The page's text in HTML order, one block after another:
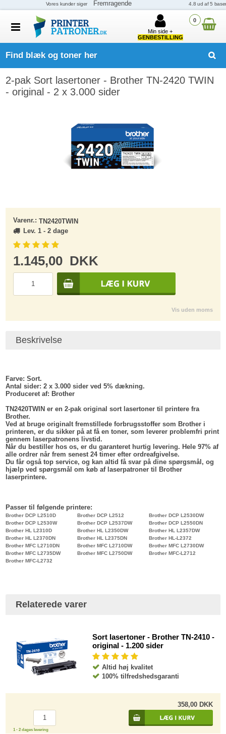
0
Min side +
GENBESTILLING
Find blæk og toner her
2-pak Sort lasertoner - Brother TN-2420 TWIN
- original - 2 x 3.000 sider
Varenr.:TN2420TWIN
Lev. 1 - 2 dage
1.145,00 DKK
Vis uden moms
Beskrivelse
Farve: Sort.
Antal sider: 2 x 3.000 sider ved 5% dækning.
Produceret af: Brother
TN2420TWIN er en 2-pak original sort lasertoner til printere fra
Brother.
Ved at bruge originalt fremstillede forbrugsstoffer som Brother i
printeren, er du sikker på at få en toner, som leverer problemfri print
gennem laserpatronens livstid.
Når du bestiller hos os, er du garanteret hurtig levering. Hele 97% af
alle ordrer når frem senest 24 timer efter ordreafgivelse.
Du får også top service, og kan altid få svar på dine spørgsmål, og
hjælp ved spørgsmål om køb af laserpatroner til Brother
laserprintere.
Passer til følgende printere:
Brother DCP L2510D Brother DCP L2512
Brother DCP L2530DW
Brother DCP L2530W
Brother DCP L2537DW
Brother DCP L2550DN
Brother HL L2310D
Brother HL L2350DW
Brother HL L2357DW
Brother HL L2370DN
Brother HL L2375DN
Brother HL-L2372
Brother MFC L2710DN
Brother MFC L2710DW
Brother MFC L2730DW
Brother MFC L2735DW
Brother MFC L2750DW
Brother MFC-L2712
Brother MFC-L2732
Relaterede varer
Sort lasertoner - Brother TN-2410 -
original - 1.200 sider
Altid høj kvalitet
100% tilfredshedsgaranti
358,00 DKK
1 - 2 dages levering